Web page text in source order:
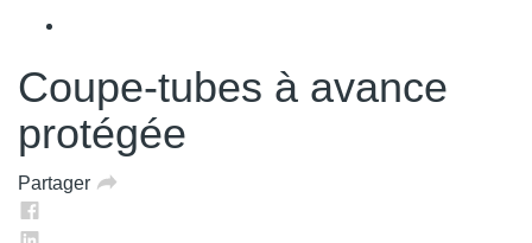
Coupe-tubes à avance
protégée
Partager